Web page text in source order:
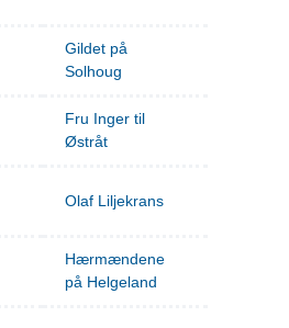
Gildet på
Solhoug
Fru Inger til
Østråt
Olaf Liljekrans
Hærmændene
på Helgeland